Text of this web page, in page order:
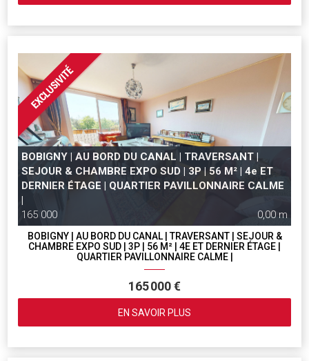
BOBIGNY | AU BORD DU CANAL | TRAVERSANT |
SEJOUR & CHAMBRE EXPO SUD | 3P | 56 M² | 4e ET
DERNIER ÉTAGE | QUARTIER PAVILLONNAIRE CALME
|
165 000
0,00 m
BOBIGNY | AU BORD DU CANAL | TRAVERSANT | SEJOUR &
CHAMBRE EXPO SUD | 3P | 56 M² | 4E ET DERNIER ÉTAGE |
QUARTIER PAVILLONNAIRE CALME |
165 000 €
EN SAVOIR PLUS